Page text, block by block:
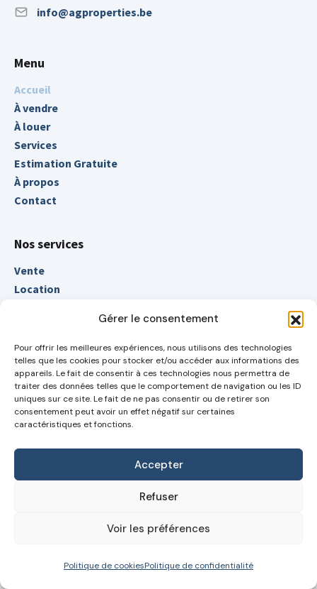
Gérer le consentement
Pour offrir les meilleures expériences, nous utilisons des technologies
telles que les cookies pour stocker et/ou accéder aux informations des
appareils. Le fait de consentir à ces technologies nous permettra de
traiter des données telles que le comportement de navigation ou les ID
uniques sur ce site. Le fait de ne pas consentir ou de retirer son
consentement peut avoir un effet négatif sur certaines
caractéristiques et fonctions.
Accepter
Refuser
Voir les préférences
Politique de cookiesPolitique de confidentialité
info@agproperties.be
Menu
Accueil
À vendre
À louer
Services
Estimation Gratuite
À propos
Contact
Nos services
Vente
Location
Conseils immobiliers
Gestion immobilière
Simulateur emprunt
Prendre rendez-vous
Demander votre estimation détaillée et gratuite pour
découvrir enfin le vrai potentiel de votre bien
Suivez-nous également sur les réseaux